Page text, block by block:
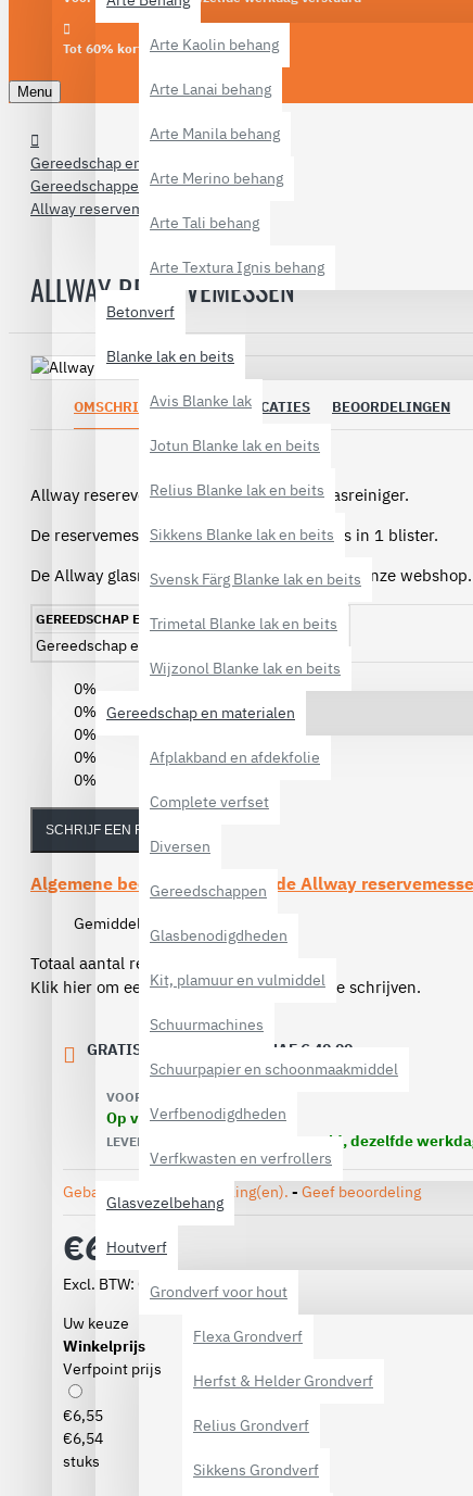
Arte Kaolin behang
Arte Lanai behang
Arte Manila behang
Arte Merino behang
Arte Tali behang
Arte Textura Ignis behang
Betonverf
Blanke lak en beits
Avis Blanke lak
Jotun Blanke lak en beits
Relius Blanke lak en beits
Sikkens Blanke lak en beits
Svensk Färg Blanke lak en beits
Trimetal Blanke lak en beits
Wijzonol Blanke lak en beits
Gereedschap en materialen
Afplakband en afdekfolie
Complete verfset
Diversen
Gereedschappen
Glasbenodigdheden
Kit, plamuur en vulmiddel
Schuurmachines
Schuurpapier en schoonmaakmiddel
Verfbenodigdheden
Verfkwasten en verfrollers
Glasvezelbehang
Houtverf
Grondverf voor hout
Flexa Grondverf
Herfst & Helder Grondverf
Relius Grondverf
Sikkens Grondverf
Tot 60% korting
Menu
Gereedschap en materialen
Gereedschappen
Allway reservemessen
ALLWAY RESERVEMESSEN
OMSCHRIJVING SPECIFICATIES BEOORDELINGEN
Allway reserevemessen voor de Allway glasreiniger.
De reservemessen zijn verpakt per 10 stuks in 1 blister.
De Allway glasreiniger is ook verkrijgbaar op onze webshop.
GEREEDSCHAP EN MATERIALEN
Gereedschap en materialen
0%
0%
0%
0%
0%
SCHRIJF EEN REVIEW
Algemene beoordelingen van deAllway
Gemiddelde beoordeling:
Totaal aantal reviews (0)
Klik hier om een review over dit product te schrijven.
GRATIS VERZENDING VANAF € 40,00
VOORRAAD:
Op voorraad
LEVERTIJD: Voor 16.00 uur besteld, dezelfde
Gebaseerd op 0 beoordeling(en). - Geef beoordeling
€6,54
Excl. BTW: €5,41
Uw keuze
Winkelprijs
Verfpoint prijs
€6,55
€6,54
stuks